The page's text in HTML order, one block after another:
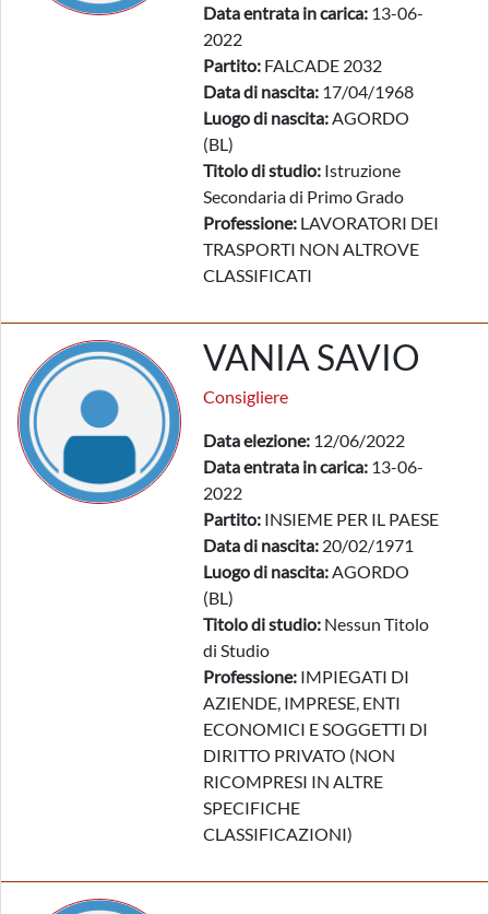
Data entrata in carica: 13-06-
2022
Partito: FALCADE 2032
Data di nascita: 17/04/1968
Luogo di nascita:AGORDO
(BL)
Titolo di studio: Istruzione
Secondaria di Primo Grado
Professione: LAVORATORI DEI
TRASPORTI NON ALTROVE
CLASSIFICATI
VANIA SAVIO
Consigliere
Data elezione: 12/06/2022
Data entrata in carica: 13-06-
2022
Partito: INSIEME PER IL PAESE
Data di nascita: 20/02/1971
Luogo di nascita:AGORDO
(BL)
Titolo di studio: Nessun Titolo
di Studio
Professione: IMPIEGATI DI
AZIENDE, IMPRESE, ENTI
ECONOMICI E SOGGETTI DI
DIRITTO PRIVATO (NON
RICOMPRESI IN ALTRE
SPECIFICHE
CLASSIFICAZIONI)